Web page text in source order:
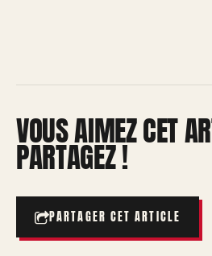
VOUS AIMEZ CET
PARTAGEZ !
PARTAGER CET ARTICLE